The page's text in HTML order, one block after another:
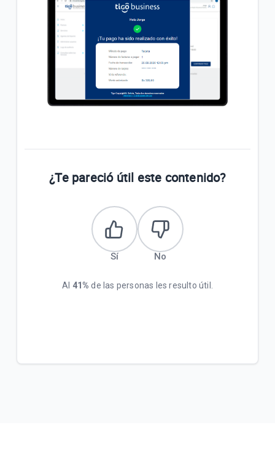
¿Te pareció útil este contenido?
Sí No
Al 41% de las personas les resulto útil.